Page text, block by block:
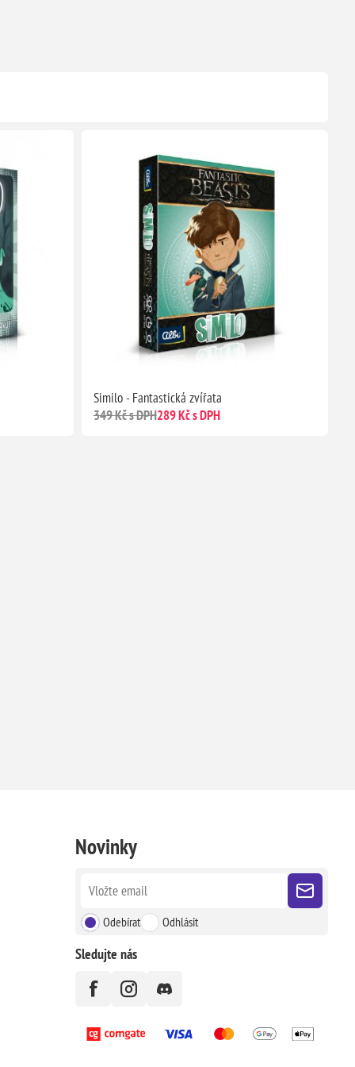
Similo - Fantastická zvířata
349 Kč s DPH289 Kč s DPH
Novinky
Odebírat Odhlásit
Sledujte nás